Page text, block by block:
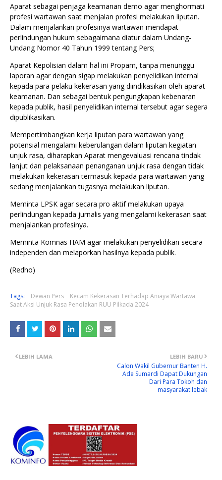
Aparat sebagai penjaga keamanan demo agar menghormati
profesi wartawan saat menjalan profesi melakukan liputan.
Dalam menjalankan profesinya wartawan mendapat
perlindungan hukum sebagaimana diatur dalam Undang-
Undang Nomor 40 Tahun 1999 tentang Pers;
Aparat Kepolisian dalam hal ini Propam, tanpa menunggu
laporan agar dengan sigap melakukan penyelidikan internal
kepada para pelaku kekerasan yang diindikasikan oleh aparat
keamanan. Dan sebagai bentuk pengungkapan kebenaran
kepada publik, hasil penyelidikan internal tersebut agar segera
dipublikasikan.
Mempertimbangkan kerja liputan para wartawan yang
potensial mengalami keberulangan dalam liputan kegiatan
unjuk rasa, diharapkan Aparat mengevaluasi rencana tindak
lanjut dan pelaksanaan penanganan unjuk rasa dengan tidak
melakukan kekerasan termasuk kepada para wartawan yang
sedang menjalankan tugasnya melakukan liputan.
Meminta LPSK agar secara pro aktif melakukan upaya
perlindungan kepada jurnalis yang mengalami kekerasan saat
menjalankan profesinya.
Meminta Komnas HAM agar melakukan penyelidikan secara
independen dan melaporkan hasilnya kepada publik.
(Redho)
Tags: Dewan Pers
Kecam Kekerasan Terhadap Aniaya Wartawa
Saat Aksi Unjuk Rasa Penolakan RUU Pilkada 2024
LEBIH BARU
Calon Wakil Gubernur Banten H.
Ade Sumardi Dapat Dukungan
Dari Para Tokoh dan
masyarakat lebak
LEBIH LAMA